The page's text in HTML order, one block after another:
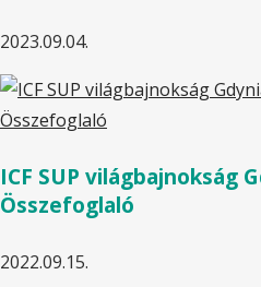
2023.09.04.
ICF SUP világbajnokság
Összefoglaló
2022.09.15.